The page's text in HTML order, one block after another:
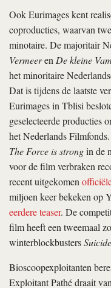
Ook Eurimages kent
coproducties, waarvan
minotaire. De majoritair
VermeerenDe kleine
het minoritaire
Dat is tijdens de laatste
Eurimages in Tblisi
geselecteerde producties
het Nederlands Filmfonds.
The Force is strongin de
voor de film verbraken
recent uitgekomen
miljoen keer bekeken op
eerdere teaser. De
film heeft een tweemaal
winterblockbusters
Bioscoopexploitanten
Exploitant Pathé draait